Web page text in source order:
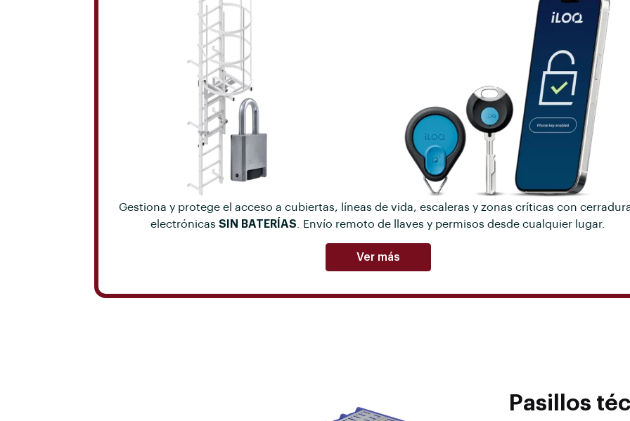
Gestiona y protege el acceso a cubiertas, líneas de vida, escaleras y zonas críticas con
electrónicas SIN BATERÍAS . Envío remoto de llaves y permisos desde cualquier lugar.
Ver más
Pasillos